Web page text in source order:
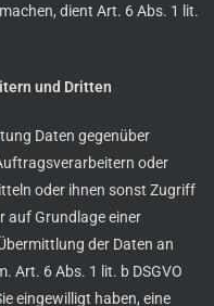
dient Art. 6 Abs. 1 lit.
und Dritten
Daten gegenüber
oder
oder ihnen sonst Zugriff
auf Grundlage einer
der Daten an
Art. 6 Abs. 1 lit. b DSGVO
eingewilligt haben, eine